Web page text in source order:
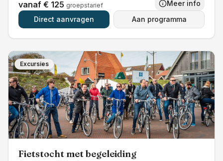
vanaf € 125 groepstarief
Meer info
Direct aanvragen
Aan programma
Excursies
Fietstocht met begeleiding